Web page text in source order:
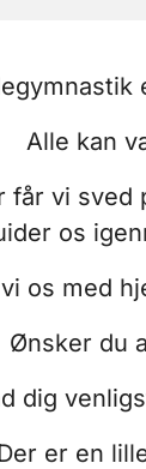
Alle kan
får vi sved
os
os med
Ønsker du
dig
er en